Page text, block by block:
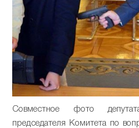
Совместное фото
председателя Комитета по